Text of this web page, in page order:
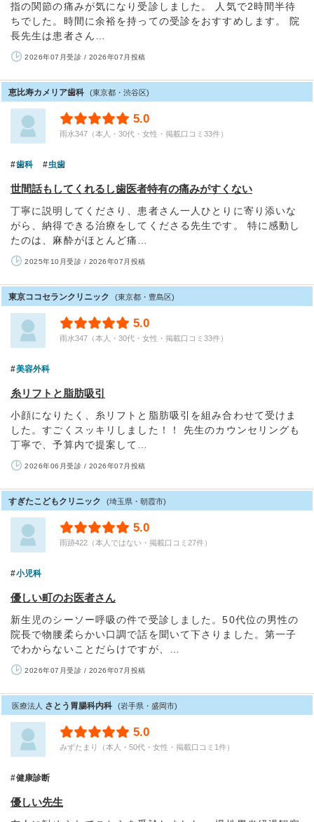
指の関節の痛みが気になり受診しました。 人気で2時間半待
ちでした。時間に余裕を持っての受診をおすすめします。 院
長先生は患者さん…
2026年07月受診 / 2026年07月投稿
恵比寿カメリア歯科 (東京都・渋谷区)
5.0
雨水347（本人・30代・女性・掲載口コミ33件）
歯科 虫歯
世間話もしてくれるし歯医者特有の痛みがすくない
丁寧に説明してくださり、患者さん一人ひとりに寄り添いな
がら、納得できる治療をしてくださる先生です。 特に感動し
たのは、麻酔がほとんど痛…
2025年10月受診 / 2026年07月投稿
東京ココセランクリニック (東京都・豊島区)
5.0
雨水347（本人・30代・女性・掲載口コミ33件）
美容外科
糸リフトと脂肪吸引
小顔になりたく、糸リフトと脂肪吸引を組み合わせて受けま
した。すごくスッキリしました！！ 先生のカウンセリングも
丁寧で、予算内で提案して…
2026年06月受診 / 2026年07月投稿
すぎたこどもクリニック (埼玉県・朝霞市)
5.0
雨跡422（本人ではない・掲載口コミ27件）
小児科
優しい町のお医者さん
新生児のシーソー呼吸の件で受診しました。50代位の男性の
院長で物腰柔らかい口調で話を聞いて下さりました。第一子
でわからないことだらけですが、…
2026年07月受診 / 2026年07月投稿
医療法人 さとう胃腸科内科 (岩手県・盛岡市)
5.0
みずたまり（本人・50代・女性・掲載口コミ1件）
健康診断
優しい先生